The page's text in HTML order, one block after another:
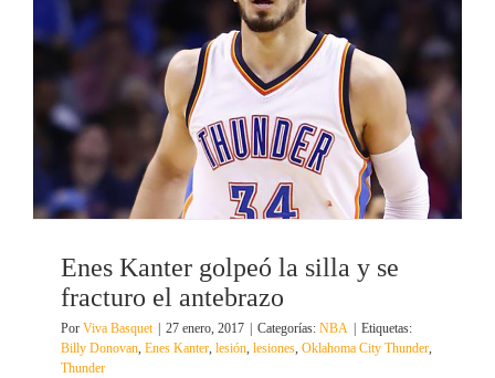
Enes Kanter golpeó la silla y se
fracturo el antebrazo
Por Viva Basquet 27 enero, 2017 Categorías: NBA
Etiquetas:
Billy Donovan, Enes Kanter, lesión, lesiones, Oklahoma City Thunder,
Thunder